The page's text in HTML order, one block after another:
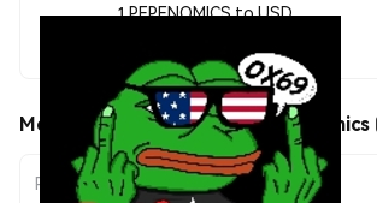
1 PEPENOMICS to USD
$0.0<sub>7</sub>1164
Movimentos de preço de Pepenomics
Período Variação do Valor